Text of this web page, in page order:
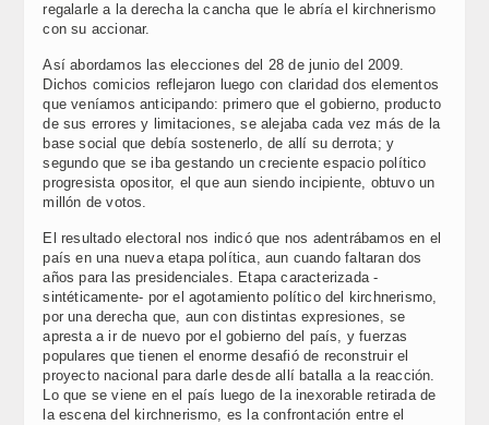
regalarle a la derecha la cancha que le abría el kirchnerismo
con su accionar.
Así abordamos las elecciones del 28 de junio del 2009.
Dichos comicios reflejaron luego con claridad dos elementos
que veníamos anticipando: primero que el gobierno, producto
de sus errores y limitaciones, se alejaba cada vez más de la
base social que debía sostenerlo, de allí su derrota; y
segundo que se iba gestando un creciente espacio político
progresista opositor, el que aun siendo incipiente, obtuvo un
millón de votos.
El resultado electoral nos indicó que nos adentrábamos en el
país en una nueva etapa política, aun cuando faltaran dos
años para las presidenciales. Etapa caracterizada -
sintéticamente- por el agotamiento político del kirchnerismo,
por una derecha que, aun con distintas expresiones, se
apresta a ir de nuevo por el gobierno del país, y fuerzas
populares que tienen el enorme desafió de reconstruir el
proyecto nacional para darle desde allí batalla a la reacción.
Lo que se viene en el país luego de la inexorable retirada de
la escena del kirchnerismo, es la confrontación entre el